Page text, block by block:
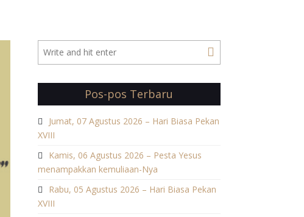
Pos-pos Terbaru
Jumat, 07 Agustus 2026 – Hari Biasa Pekan
XVIII
Kamis, 06 Agustus 2026 – Pesta Yesus
menampakkan kemuliaan-Nya
Rabu, 05 Agustus 2026 – Hari Biasa Pekan
XVIII